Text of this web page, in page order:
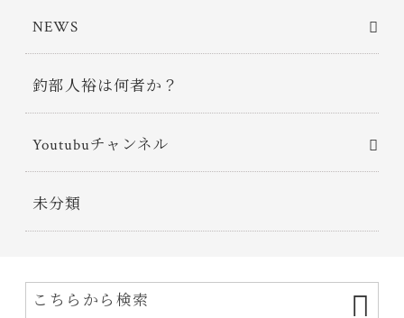
NEWS
釣部人裕は何者か？
Youtubuチャンネル
未分類